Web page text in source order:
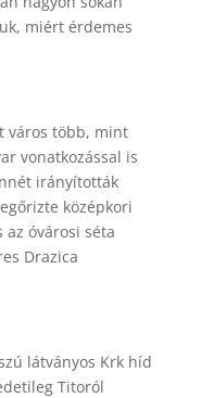
miért érdemes
város több, mint
vonatkozással is
irányították
középkori
az óvárosi séta
Drazica
látványos Krk híd
Titoról